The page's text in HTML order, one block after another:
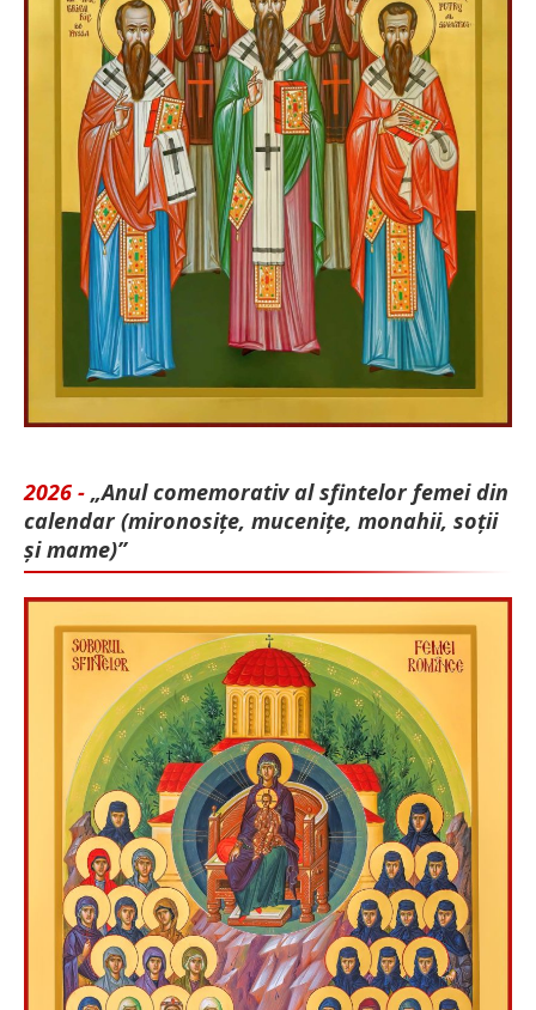
2026 - „Anul comemorativ al sfintelor femei din
calendar (mironosițe, mu­cenițe, monahii, soții
și mame)”